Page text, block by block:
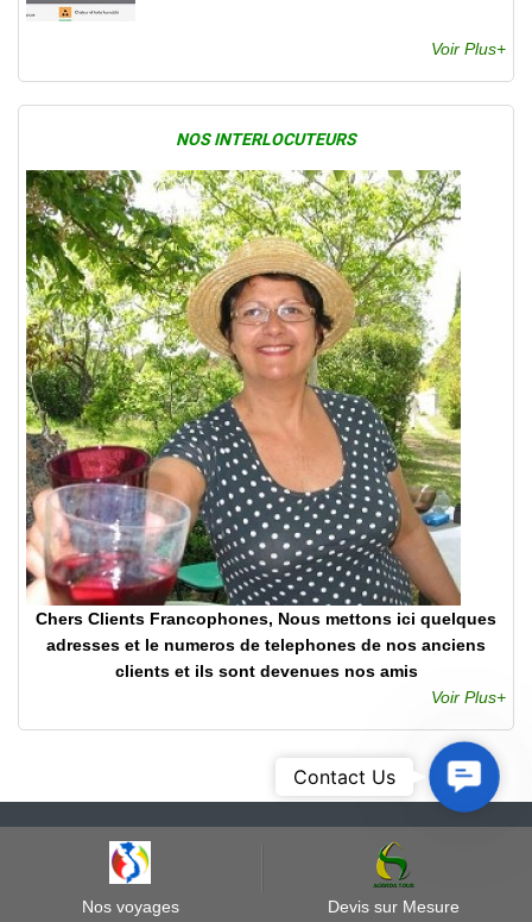
Voir Plus+
NOS INTERLOCUTEURS
Chers Clients Francophones, Nous mettons ici quelques
adresses et le numeros de telephones de nos anciens
clients et ils sont devenues nos amis
Voir Plus+
AGENDA TOUR VIETNAM
Agence locale Vietnam - Voyage sur Mesure Francophone 100%
Licence d'Etat de Tour Opérateur: 01 - 363/TCDL - GP LHQT|
Nos voyages Devis sur Mesure
Contact
Us
Contact Us